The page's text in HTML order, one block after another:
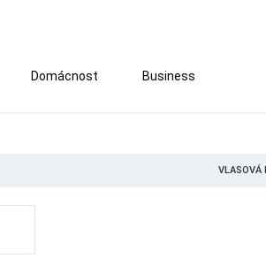
Domácnost Business
VLASOVÁ